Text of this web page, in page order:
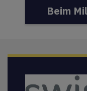
Beim